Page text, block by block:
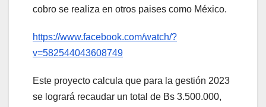
cobro se realiza en otros paises como México.
https://www.facebook.com/watch/?
v=582544043608749
Este proyecto calcula que para la gestión 2023
se logrará recaudar un total de Bs 3.500.000,